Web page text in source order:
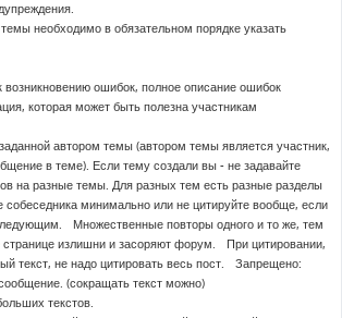
необходимо в обязательном порядке указать
возникновению ошибок, полное описание ошибок
которая может быть полезна участникам
автором темы (автором темы является участник,
в теме). Если тему создали вы - не задавайте
на разные темы. Для разных тем есть разные разделы
минимально или не цитируйте вообще, если
Множественные повторы одного и то же, тем
странице излишни и засоряют форум. При цитировании,
текст, не надо цитировать весь пост. Запрещено:
(сокращать текст можно)
текстов.